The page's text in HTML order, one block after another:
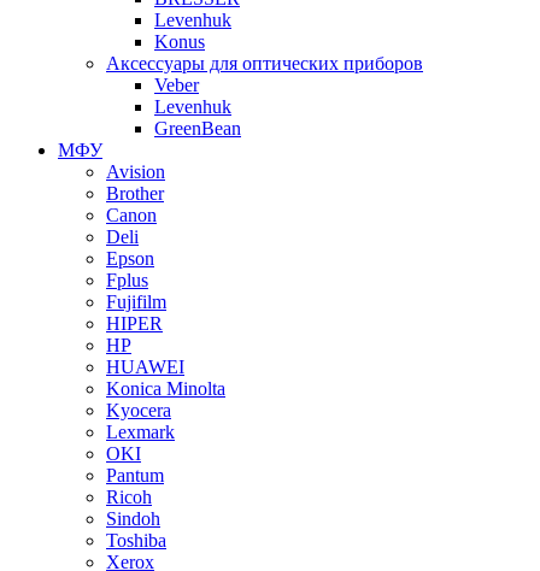
Levenhuk
Konus
Аксессуары для оптических приборов
Veber
Levenhuk
GreenBean
МФУ
Avision
Brother
Canon
Deli
Epson
Fplus
Fujifilm
HIPER
HP
HUAWEI
Konica Minolta
Kyocera
Lexmark
OKI
Pantum
Ricoh
Sindoh
Toshiba
Xerox